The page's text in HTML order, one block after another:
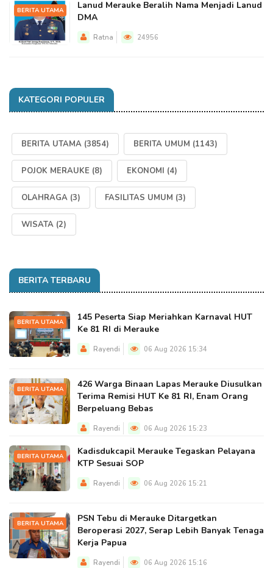
BERITA UTAMA
Lanud Merauke Beralih Nama Menjadi Lanud
DMA
Ratna 24956
KATEGORI POPULER
BERITA UTAMA (3854) BERITA UMUM (1143)
POJOK MERAUKE (8) EKONOMI (4)
OLAHRAGA (3) FASILITAS UMUM (3)
WISATA (2)
BERITA TERBARU
BERITA UTAMA
145 Peserta Siap Meriahkan Karnaval HUT
Ke 81 RI di Merauke
Rayendi 06 Aug 2026 15:34
BERITA UTAMA
426 Warga Binaan Lapas Merauke Diusulkan
Terima Remisi HUT Ke 81 RI, Enam Orang
Berpeluang Bebas
Rayendi 06 Aug 2026 15:23
BERITA UTAMA
Kadisdukcapil Merauke Tegaskan Pelayana
KTP Sesuai SOP
Rayendi 06 Aug 2026 15:21
BERITA UTAMA
PSN Tebu di Merauke Ditargetkan
Beroperasi 2027, Serap Lebih Banyak Tenaga
Kerja Papua
Rayendi 06 Aug 2026 15:16